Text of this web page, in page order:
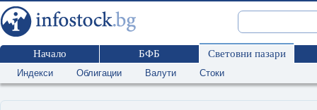
Начало БФБ Световни пазари
Индекси Облигации Валути Стоки